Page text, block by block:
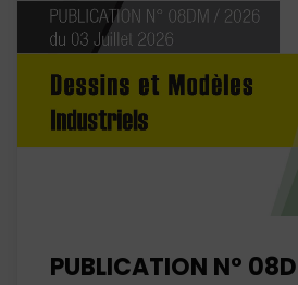
PUBLICATION N°